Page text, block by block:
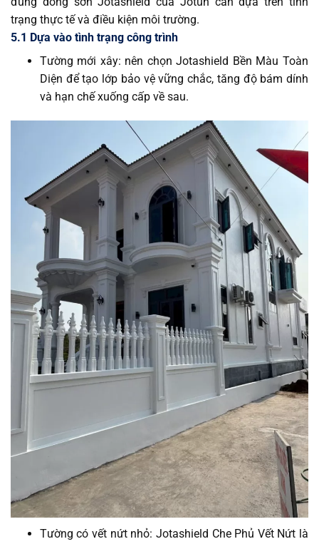
trạng thực tế và điều kiện môi trường.
5.1 Dựa vào tình trạng công trình
Tường mới xây: nên chọn Jotashield Bền Màu Toàn
Diện để tạo lớp bảo vệ vững chắc, tăng độ bám dính
và hạn chế xuống cấp về sau.
Tường có vết nứt nhỏ: Jotashield Che Phủ Vết Nứt là